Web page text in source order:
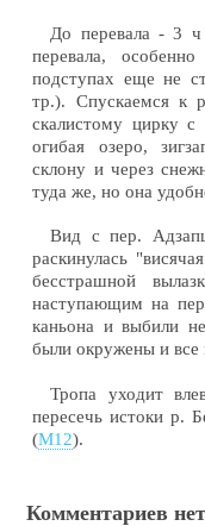
До перевала - 3 ч
перевала,
подступах еще не
тр.). Спускаемся к
скалистому цирку с
огибая озеро,
склону и через
туда же, но она
Вид с пер.
раскинулась
бесстрашной
наступающим на
каньона и выбили
были окружены и все
Тропа уходит
пересечь истоки р.
(М12).
Комментариев